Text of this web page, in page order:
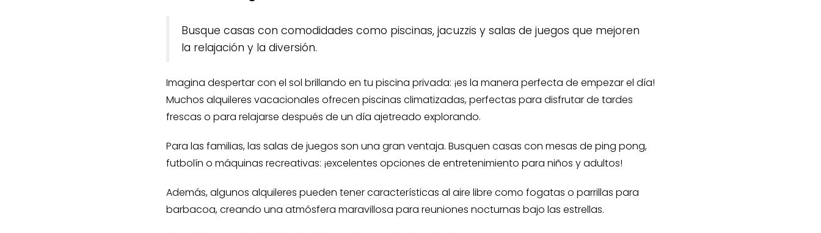
Busque casas con comodidades como piscinas, jacuzzis y salas de juegos que mejoren
la relajación y la diversión.
Imagina despertar con el sol brillando en tu piscina privada: ¡es la manera perfecta de empezar el día!
Muchos alquileres vacacionales ofrecen piscinas climatizadas, perfectas para disfrutar de tardes
frescas o para relajarse después de un día ajetreado explorando.
Para las familias, las salas de juegos son una gran ventaja. Busquen casas con mesas de ping pong,
futbolín o máquinas recreativas: ¡excelentes opciones de entretenimiento para niños y adultos!
Además, algunos alquileres pueden tener características al aire libre como fogatas o parrillas para
barbacoa, creando una atmósfera maravillosa para reuniones nocturnas bajo las estrellas.